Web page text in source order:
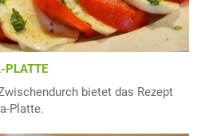
PLATTE
bietet das Rezept
Platte.